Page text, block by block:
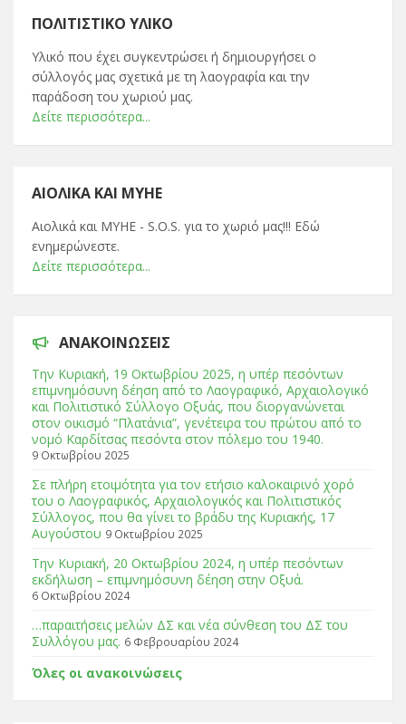
ΠΟΛΙΤΙΣΤΙΚΌ ΥΛΙΚΌ
Υλικό που έχει συγκεντρώσει ή δημιουργήσει ο
σύλλογός μας σχετικά με τη λαογραφία και την
παράδοση του χωριού μας.
Δείτε περισσότερα...
ΑΙΟΛΙΚΆ ΚΑΙ ΜΥΗΕ
Αιολικά και ΜΥΗΕ - S.O.S. για το χωριό μας!!! Εδώ
ενημερώνεστε.
Δείτε περισσότερα...
ΑΝΑΚΟΙΝΏΣΕΙΣ
Tην Κυριακή, 19 Οκτωβρίου 2025, η υπέρ πεσόντων
επιμνημόσυνη δέηση από το Λαογραφικό, Αρχαιολογικό
και Πολιτιστικό Σύλλογο Οξυάς, που διοργανώνεται
στον οικισμό “Πλατάνια”, γενέτειρα του πρώτου από το
νομό Καρδίτσας πεσόντα στον πόλεμο του 1940.
9 Οκτωβρίου 2025
Σε πλήρη ετοιμότητα για τον ετήσιο καλοκαιρινό χορό
του ο Λαογραφικός, Αρχαιολογικός και Πολιτιστικός
Σύλλογος, που θα γίνει το βράδυ της Κυριακής, 17
Αυγούστου 9 Οκτωβρίου 2025
Tην Κυριακή, 20 Οκτωβρίου 2024, η υπέρ πεσόντων
εκδήλωση – επιμνημόσυνη δέηση στην Οξυά.
6 Οκτωβρίου 2024
…παραιτήσεις μελών ΔΣ και νέα σύνθεση του ΔΣ του
Συλλόγου μας. 6 Φεβρουαρίου 2024
Όλες οι ανακοινώσεις